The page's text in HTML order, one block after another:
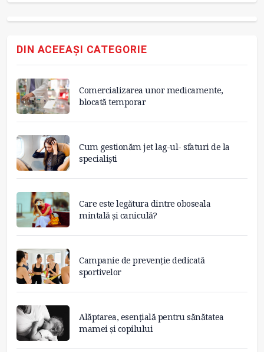
DIN ACEEAȘI CATEGORIE
Comercializarea unor medicamente,
blocată temporar
Cum gestionăm jet lag-ul- sfaturi de la
specialiști
Care este legătura dintre oboseala
mintală și caniculă?
Campanie de prevenție dedicată
sportivelor
Alăptarea, esențială pentru sănătatea
mamei și copilului